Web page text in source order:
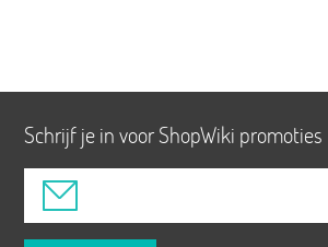
Schrijf je in voor ShopWiki promoties